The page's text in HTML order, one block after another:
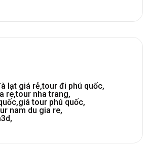
lạt giá rẻ,tour đi phú quốc,
re,tour nha trang,
giá tour phú quốc,
nam du gia re,